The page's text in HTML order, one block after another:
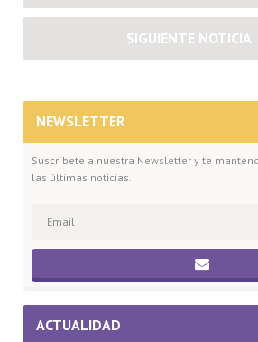
SIGUIENTE NOTICIA
NEWSLETTER
Suscríbete a nuestra Newsletter y te
las últimas noticias.
ACTUALIDAD